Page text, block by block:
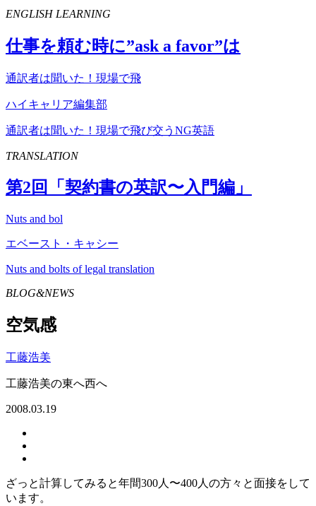
ENGLISH LEARNING
仕事を頼む時に”ask a favor”は
通訳者は聞いた！現場で飛
ハイキャリア編集部
通訳者は聞いた！現場で飛び交うNG英語
TRANSLATION
第2回「契約書の英訳〜入門編」
Nuts and bol
エベースト・キャシー
Nuts and bolts of legal translation
BLOG&NEWS
空気感
工藤浩美
工藤浩美の東へ西へ
2008.03.19
ざっと計算してみると年間300人〜400人の方々と面接をして
います。